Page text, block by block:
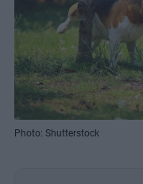
Photo: Shutterstock